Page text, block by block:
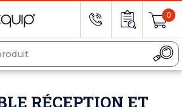
0
RÉCEPTION ET